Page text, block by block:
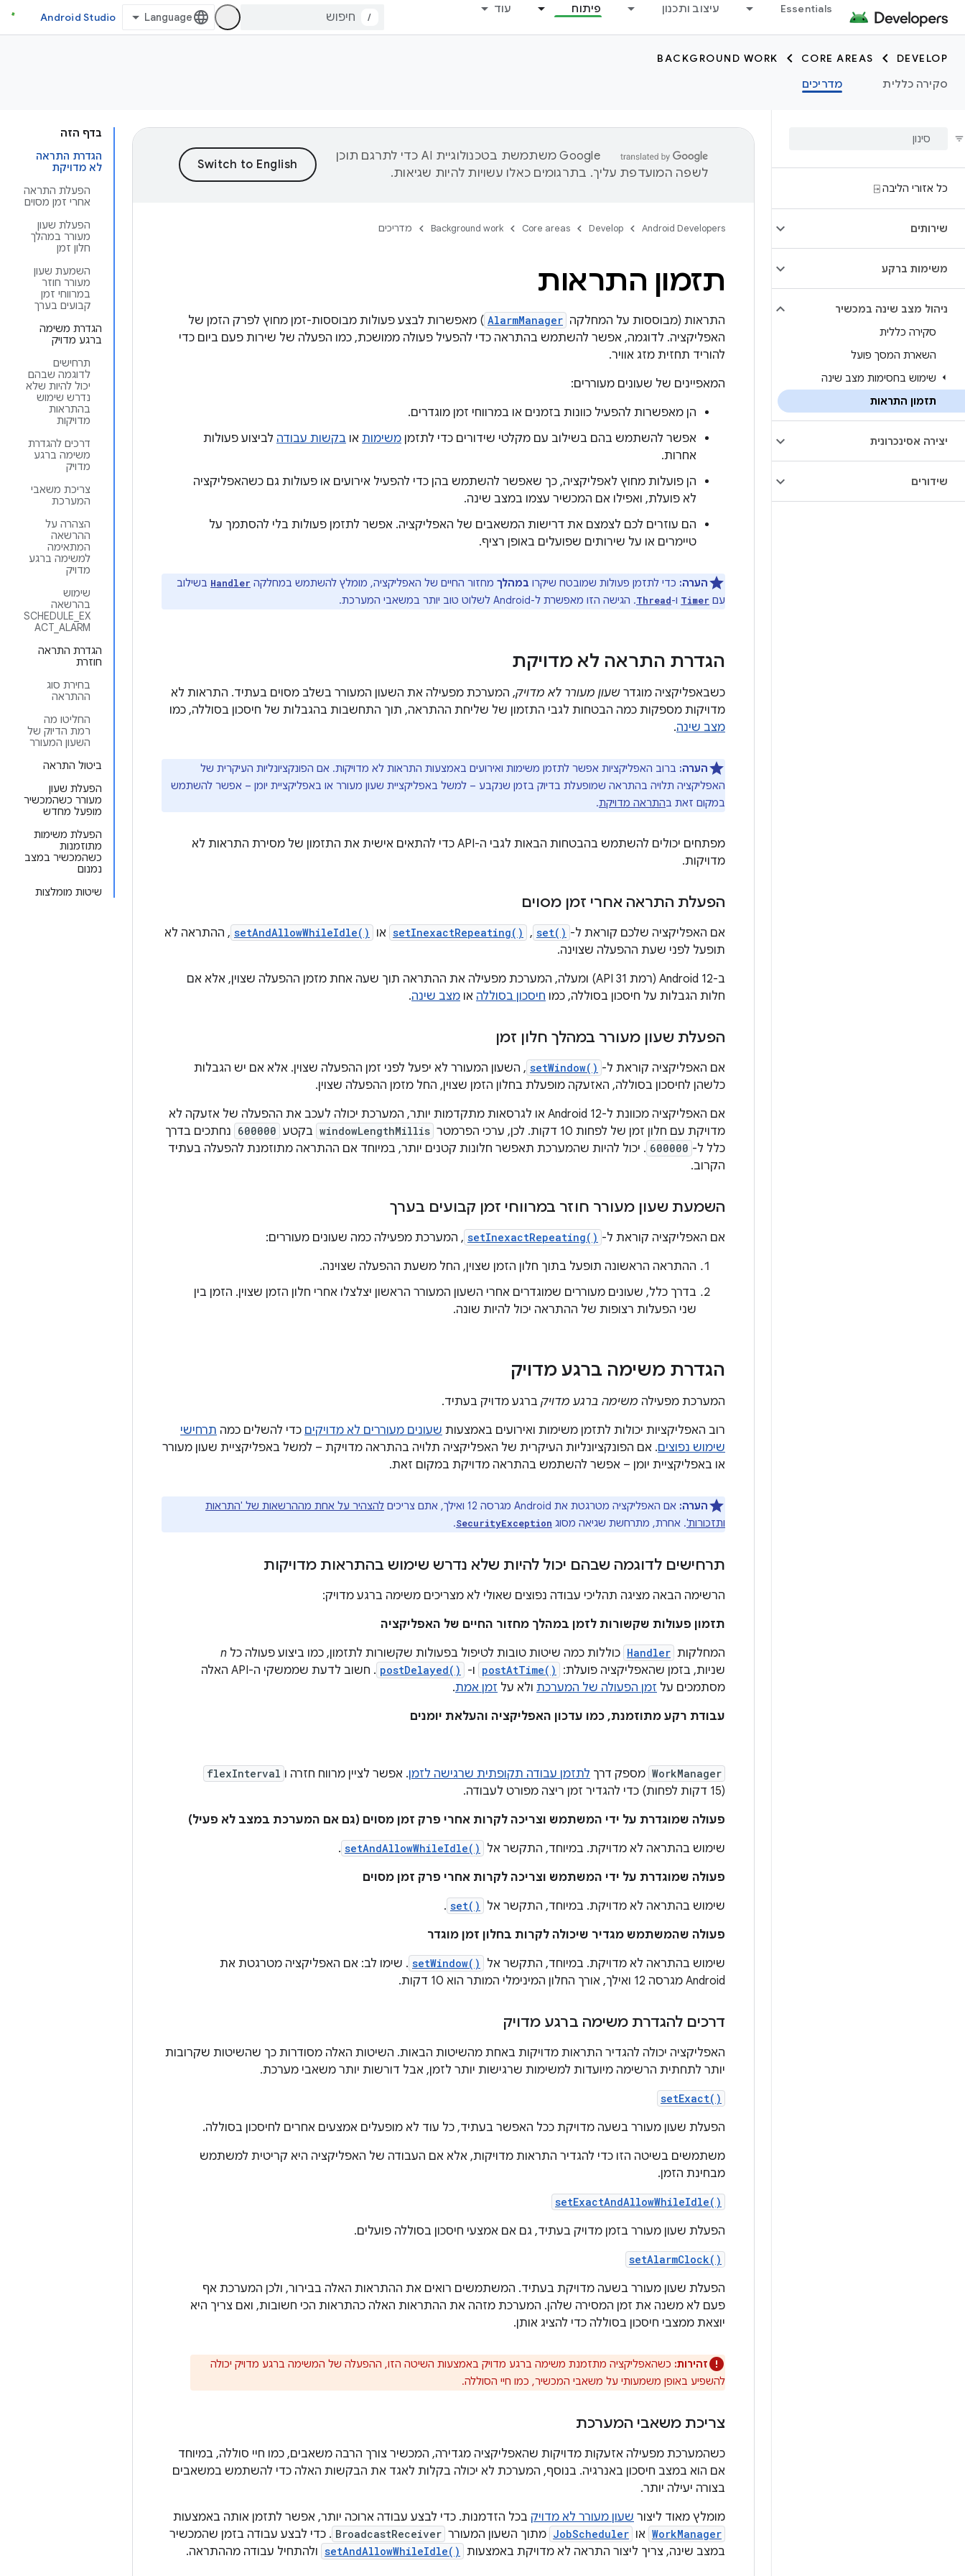
Essentials עיצוב ותכנון פיתוח עוד
/
Android Studio
DEVELOP
CORE AREAS
BACKGROUND WORK
סקירה כללית
מדריכים
כל אזורי הליבה ⍈
שירותים
משימות ברקע
ניהול מצב שינה במכשיר
סקירה כללית
השארת המסך פועל
שימוש בחסימות מצב שינה
תזמון התראות
יצירה אסינכרונית
שידורים
בדף הזה
הגדרת התראה
לא מדויקת
הפעלת התראה
אחרי זמן מסוים
הפעלת שעון
מעורר במהלך
חלון זמן
השמעת שעון
מעורר חוזר
במרווחי זמן
קבועים בערך
הגדרת משימה
ברגע מדויק
תרחישים
לדוגמה שבהם
יכול להיות שלא
נדרש שימוש
בהתראות
מדויקות
דרכים להגדרת
משימה ברגע
מדויק
צריכת משאבי
המערכת
הצהרה על
ההרשאה
המתאימה
למשימה ברגע
מדויק
שימוש
בהרשאה
SCHEDULE_EX
ACT_ALARM
הגדרת התראה
חוזרת
בחירת סוג
ההתראה
החליטו מה
רמת הדיוק של
השעון המעורר
ביטול התראה
הפעלת שעון
מעורר כשהמכשיר
מופעל מחדש
הפעלת משימות
מתוזמנות
כשהמכשיר במצב
נמנום
שיטות מומלצות
‫Google משתמשת בטכנולוגיית AI כדי לתרגם תוכן
לשפה המועדפת עליך. בתרגומים כאלו עשויות להיות שגיאות.
Android Developers
Develop
Core areas
Background work מדריכים
תזמון התראות
התראות (מבוססות על המחלקה AlarmManager ) מאפשרות לבצע פעולות מבוססות-זמן מחוץ לפרק הזמן של
האפליקציה. לדוגמה, אפשר להשתמש בהתראה כדי להפעיל פעולה ממושכת, כמו הפעלה של שירות פעם ביום כדי
להוריד תחזית מזג אוויר.
המאפיינים של שעונים מעוררים:
הן מאפשרות להפעיל כוונות בזמנים או במרווחי זמן מוגדרים.
אפשר להשתמש בהם בשילוב עם מקלטי שידורים כדי לתזמן משימות או בקשות עבודה לביצוע פעולות
אחרות.
הן פועלות מחוץ לאפליקציה, כך שאפשר להשתמש בהן כדי להפעיל אירועים או פעולות גם כשהאפליקציה
לא פועלת, ואפילו אם המכשיר עצמו במצב שינה.
הם עוזרים לכם לצמצם את דרישות המשאבים של האפליקציה. אפשר לתזמן פעולות בלי להסתמך על
טיימרים או על שירותים שפועלים באופן רציף.
הערה: כדי לתזמן פעולות שמובטח שיקרו במהלך מחזור החיים של האפליקציה, מומלץ להשתמש במחלקה Handler בשילוב
עם Timer ו-Thread. הגישה הזו מאפשרת ל-Android לשלוט טוב יותר במשאבי המערכת.
הגדרת התראה לא מדויקת
כשבאפליקציה מוגדר שעון מעורר לא מדויק, המערכת מפעילה את השעון המעורר בשלב מסוים בעתיד. התראות לא
מדויקות מספקות כמה הבטחות לגבי התזמון של שליחת ההתראה, תוך התחשבות בהגבלות של חיסכון בסוללה, כמו
מצב שינה.
הערה: ברוב האפליקציות אפשר לתזמן משימות ואירועים באמצעות התראות לא מדויקות. אם הפונקציונליות העיקרית של
האפליקציה תלויה בהתראה שמופעלת בדיוק בזמן שנקבע – למשל באפליקציית שעון מעורר או באפליקציית יומן – אפשר להשתמש
במקום זאת בהתראה מדויקת.
מפתחים יכולים להשתמש בהבטחות הבאות לגבי ה-API כדי להתאים אישית את התזמון של מסירת התראות לא
מדויקות.
הפעלת התראה אחרי זמן מסוים
אם האפליקציה שלכם קוראת ל- set()
,‏
setInexactRepeating() או setAndAllowWhileIdle() , ההתראה לא
תופעל לפני שעת ההפעלה שצוינה.
ב-Android 12 (רמת API 31) ומעלה, המערכת מפעילה את ההתראה תוך שעה אחת מזמן ההפעלה שצוין, אלא אם
חלות הגבלות על חיסכון בסוללה, כמו חיסכון בסוללה או מצב שינה.
הפעלת שעון מעורר במהלך חלון זמן
אם האפליקציה קוראת ל- setWindow() , השעון המעורר לא יפעל לפני זמן ההפעלה שצוין. אלא אם יש הגבלות
כלשהן לחיסכון בסוללה, האזעקה מופעלת בחלון הזמן שצוין, החל מזמן ההפעלה שצוין.
אם האפליקציה מכוונת ל-Android 12 או לגרסאות מתקדמות יותר, המערכת יכולה לעכב את ההפעלה של אזעקה לא
מדויקת עם חלון זמן של לפחות 10 דקות. לכן, ערכי הפרמטר
windowLengthMillis בקטע 600000 נחתכים בדרך
כלל ל- 600000 . יכול להיות שהמערכת תאפשר חלונות קטנים יותר, במיוחד אם ההתראה מתוזמנת להפעלה בעתיד
הקרוב.
השמעת שעון מעורר חוזר במרווחי זמן קבועים בערך
אם האפליקציה קוראת ל- setInexactRepeating() , המערכת מפעילה כמה שעונים מעוררים:
ההתראה הראשונה תופעל בתוך חלון הזמן שצוין, החל משעת ההפעלה שצוינה.
בדרך כלל, שעונים מעוררים שמוגדרים אחרי השעון המעורר הראשון יצלצלו אחרי חלון הזמן שצוין. הזמן בין
שני הפעלות רצופות של ההתראה יכול להיות שונה.
הגדרת משימה ברגע מדויק
המערכת מפעילה משימה ברגע מדויק ברגע מדויק בעתיד.
רוב האפליקציות יכולות לתזמן משימות ואירועים באמצעות שעונים מעוררים לא מדויקים כדי להשלים כמה תרחישי
שימוש נפוצים. אם הפונקציונליות העיקרית של האפליקציה תלויה בהתראה מדויקת – למשל באפליקציית שעון מעורר
או באפליקציית יומן – אפשר להשתמש בהתראה מדויקת במקום זאת.
הערה: אם האפליקציה מטרגטת את Android מגרסה 12 ואילך, אתם צריכים
להצהיר על אחת מההרשאות של 'התראות
ותזכורות'. אחרת, מתרחשת שגיאה מסוג SecurityException
.
תרחישים לדוגמה שבהם יכול להיות שלא נדרש שימוש בהתראות מדויקות
הרשימה הבאה מציגה תהליכי עבודה נפוצים שאולי לא מצריכים משימה ברגע מדויק:
תזמון פעולות שקשורות לזמן במהלך מחזור החיים של האפליקציה
המחלקות Handler כוללות כמה שיטות טובות לטיפול בפעולות שקשורות לתזמון, כמו ביצוע פעולה כל n
שניות, בזמן שהאפליקציה פועלת:
postAtTime() ו- postDelayed()
. חשוב לדעת שממשקי ה-API האלה
מסתמכים על זמן הפעולה של המערכת ולא על זמן אמת.
עבודת רקע מתוזמנת, כמו עדכון האפליקציה והעלאת יומנים
WorkManager מספק דרך לתזמן עבודה תקופתית שרגישה לזמן. אפשר לציין מרווח חזרה ו flexInterval
(15 דקות לפחות) כדי להגדיר זמן ריצה מפורט לעבודה.
פעולה שמוגדרת על ידי המשתמש וצריכה לקרות אחרי פרק זמן מסוים (גם אם המערכת במצב לא פעיל)
שימוש בהתראה לא מדויקת. במיוחד, התקשר אל
setAndAllowWhileIdle()
.
פעולה שמוגדרת על ידי המשתמש וצריכה לקרות אחרי פרק זמן מסוים
שימוש בהתראה לא מדויקת. במיוחד, התקשר אל
set()
.
פעולה שהמשתמש מגדיר שיכולה לקרות בחלון זמן מוגדר
שימוש בהתראה לא מדויקת. במיוחד, התקשר אל
setWindow() . שימו לב: אם האפליקציה מטרגטת את
Android מגרסה 12 ואילך, אורך החלון המינימלי המותר הוא 10 דקות.
דרכים להגדרת משימה ברגע מדויק
האפליקציה יכולה להגדיר התראות מדויקות באחת מהשיטות הבאות. השיטות האלה מסודרות כך שהשיטות שקרובות
יותר לתחתית הרשימה מיועדות למשימות שרגישות יותר לזמן, אבל דורשות יותר משאבי מערכת.
setExact()
הפעלת שעון מעורר בשעה מדויקת ככל האפשר בעתיד, כל עוד לא מופעלים אמצעים אחרים לחיסכון בסוללה.
משתמשים בשיטה הזו כדי להגדיר התראות מדויקות, אלא אם העבודה של האפליקציה היא קריטית למשתמש
מבחינת הזמן.
setExactAndAllowWhileIdle()
הפעלת שעון מעורר בזמן מדויק בעתיד, גם אם אמצעי חיסכון בסוללה פועלים.
setAlarmClock()
הפעלת שעון מעורר בשעה מדויקת בעתיד. המשתמשים רואים את ההתראות האלה בבירור, ולכן המערכת אף
פעם לא משנה את זמן המסירה שלהן. המערכת מזהה את ההתראות האלה כהתראות הכי חשובות, ואם צריך היא
יוצאת ממצבי חיסכון בסוללה כדי להציג אותן.
זהירות: כשהאפליקציה מתזמנת משימה ברגע מדויק באמצעות השיטה הזו, ההפעלה של המשימה ברגע מדויק יכולה
להשפיע באופן משמעותי על משאבי המכשיר, כמו חיי הסוללה.
צריכת משאבי המערכת
כשהמערכת מפעילה אזעקות מדויקות שהאפליקציה מגדירה, המכשיר צורך הרבה משאבים, כמו חיי סוללה, במיוחד
אם הוא במצב חיסכון באנרגיה. בנוסף, המערכת לא יכולה בקלות לאגד את הבקשות האלה כדי להשתמש במשאבים
בצורה יעילה יותר.
מומלץ מאוד ליצור שעון מעורר לא מדויק בכל הזדמנות. כדי לבצע עבודה ארוכה יותר, אפשר לתזמן אותה באמצעות
WorkManager או JobScheduler מתוך השעון המעורר BroadcastReceiver . כדי לבצע עבודה בזמן שהמכשיר
במצב שינה, צריך ליצור התראה לא מדויקת באמצעות setAndAllowWhileIdle() ולהתחיל עבודה מההתראה.